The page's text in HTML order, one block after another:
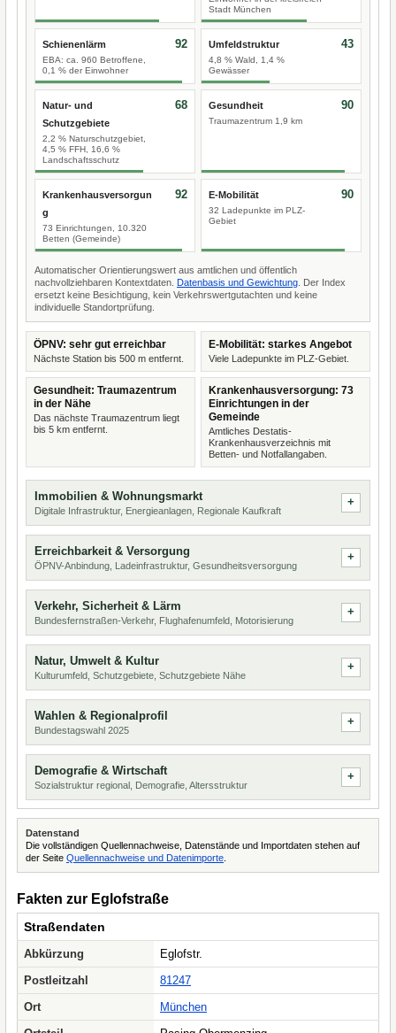
Stadt München
Schienenlärm
EBA: ca. 960 Betroffene,
0,1 % der Einwohner
92 Umfeldstruktur
4,8 % Wald, 1,4 %
Gewässer
43
Natur- und
Schutzgebiete
2,2 % Naturschutzgebiet,
4,5 % FFH, 16,6 %
Landschaftsschutz
68 Gesundheit
Traumazentrum 1,9 km
90
Krankenhausversorgun
g
73 Einrichtungen, 10.320
Betten (Gemeinde)
92 E-Mobilität
32 Ladepunkte im PLZ-
Gebiet
90
Automatischer Orientierungswert aus amtlichen und öffentlich
nachvollziehbaren Kontextdaten. Datenbasis und Gewichtung . Der Index
ersetzt keine Besichtigung, kein Verkehrswertgutachten und keine
individuelle Standortprüfung.
ÖPNV: sehr gut erreichbar
Nächste Station bis 500 m entfernt.
E-Mobilität: starkes Angebot
Viele Ladepunkte im PLZ-Gebiet.
Gesundheit: Traumazentrum
in der Nähe
Das nächste Traumazentrum liegt
bis 5 km entfernt.
Krankenhausversorgung: 73
Einrichtungen in der
Gemeinde
Amtliches Destatis-
Krankenhausverzeichnis mit
Betten- und Notfallangaben.
Immobilien & Wohnungsmarkt
Digitale Infrastruktur, Energieanlagen, Regionale Kaufkraft
Erreichbarkeit & Versorgung
ÖPNV-Anbindung, Ladeinfrastruktur, Gesundheitsversorgung
Verkehr, Sicherheit & Lärm
Bundesfernstraßen-Verkehr, Flughafenumfeld, Motorisierung
Natur, Umwelt & Kultur
Kulturumfeld, Schutzgebiete, Schutzgebiete Nähe
Wahlen & Regionalprofil
Bundestagswahl 2025
Demografie & Wirtschaft
Sozialstruktur regional, Demografie, Altersstruktur
Datenstand
Die vollständigen Quellennachweise, Datenstände und Importdaten stehen auf
der Seite Quellennachweise und Datenimporte
Fakten zur Eglofstraße
Straßendaten
Abkürzung
Eglofstr.
Postleitzahl
81247
Ort
München